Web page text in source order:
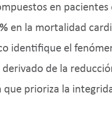
en
en la mortalidad
identifique el
de la
prioriza la